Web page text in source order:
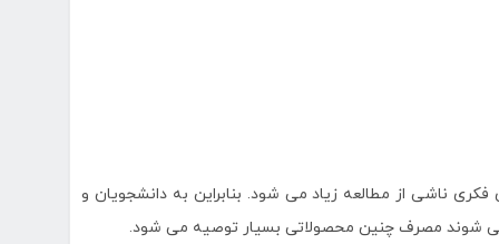
ناشی از مطالعه زیاد می شود. بنابراین به دانشجویان و
شوند مصرف چنین محصولاتی بسیار توصیه می شود.